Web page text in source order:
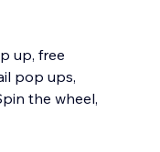
up, free
pop ups,
the wheel,